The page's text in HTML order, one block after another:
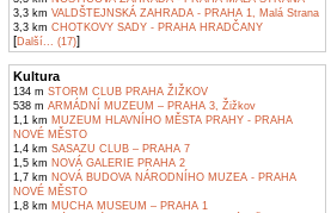
3,3 km VALDŠTEJNSKÁ ZAHRADA - PRAHA 1, Malá Strana
3,3 km CHOTKOVY SADY - PRAHA HRADČANY
[Další... (17)]
Kultura
134 m STORM CLUB PRAHA ŽIŽKOV
538 m ARMÁDNÍ MUZEUM – PRAHA 3, Žižkov
1,1 km MUZEUM HLAVNÍHO MĚSTA PRAHY - PRAHA
NOVÉ MĚSTO
1,4 km SASAZU CLUB – PRAHA 7
1,5 km NOVÁ GALERIE PRAHA 2
1,7 km NOVÁ BUDOVA NÁRODNÍHO MUZEA - PRAHA
NOVÉ MĚSTO
1,8 km MUCHA MUSEUM – PRAHA 1